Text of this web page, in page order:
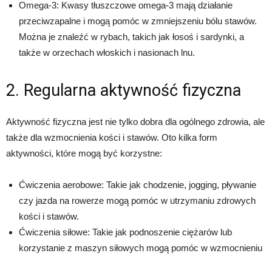
Omega-3: Kwasy tłuszczowe omega-3 mają działanie
przeciwzapalne i mogą pomóc w zmniejszeniu bólu stawów.
Można je znaleźć w rybach, takich jak łosoś i sardynki, a
także w orzechach włoskich i nasionach lnu.
2. Regularna aktywność fizyczna
Aktywność fizyczna jest nie tylko dobra dla ogólnego zdrowia, ale
także dla wzmocnienia kości i stawów. Oto kilka form
aktywności, które mogą być korzystne:
Ćwiczenia aerobowe: Takie jak chodzenie, jogging, pływanie
czy jazda na rowerze mogą pomóc w utrzymaniu zdrowych
kości i stawów.
Ćwiczenia siłowe: Takie jak podnoszenie ciężarów lub
korzystanie z maszyn siłowych mogą pomóc w wzmocnieniu